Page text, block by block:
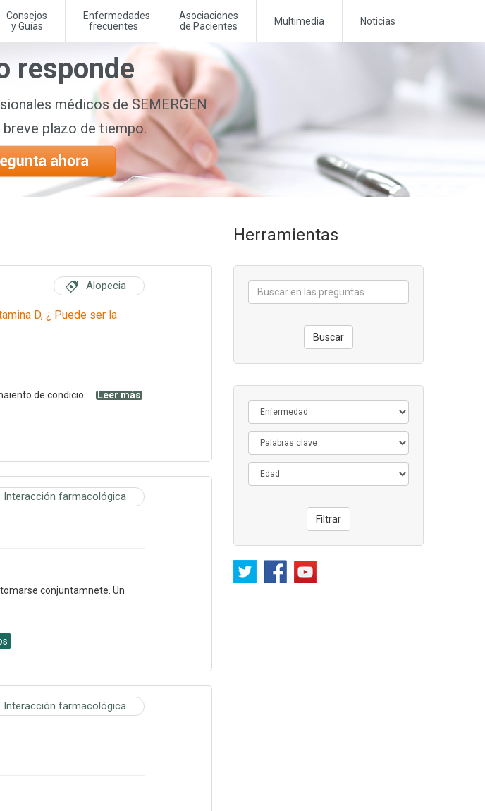
Consejos
y Guías
Enfermedades
frecuentes
Asociaciones
de Pacientes
Multimedia Noticias
responde
médicos de SEMERGEN
plazo de tiempo.
Alopecia
D, ¿ Puede ser la
de condicio... Leer más
Interacción farmacológica
conjuntamnete. Un
Interacción farmacológica
Herramientas
Buscar
Filtrar